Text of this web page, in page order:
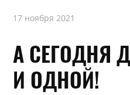
17 ноября 2021
А СЕГОДНЯ
И ОДНОЙ!